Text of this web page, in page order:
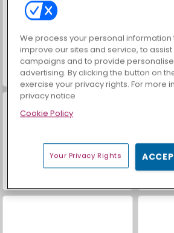
Masha and the Bear: Meadows
We process your personal
improve our sites and service, to
campaigns and to provide
advertising. By clicking the button on
exercise your privacy rights. For more
privacy notice
Cookie Policy
Your Privacy Rights